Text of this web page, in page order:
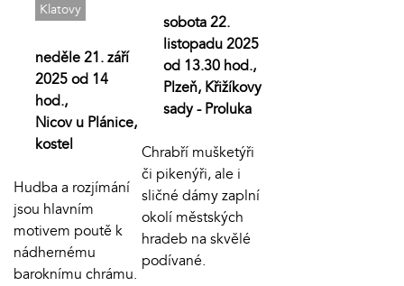
Klatovy
neděle 21. září
2025 od 14
hod.,
Nicov u Plánice,
kostel
Hudba a rozjímání
jsou hlavním
motivem poutě k
nádhernému
baroknímu chrámu.
sobota 22.
listopadu 2025
od 13.30 hod.,
Plzeň, Křižíkovy
sady - Proluka
Chrabří mušketýři
či pikenýři, ale i
sličné dámy zaplní
okolí městských
hradeb na skvělé
podívané.